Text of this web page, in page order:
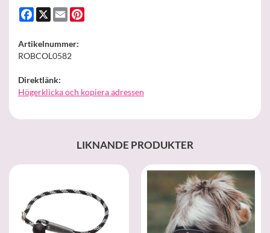
Facebook
X Email
Artikelnummer:
ROBCOL0582
Direktlänk:
Högerklicka och kopiera adressen
LIKNANDE PRODUKTER